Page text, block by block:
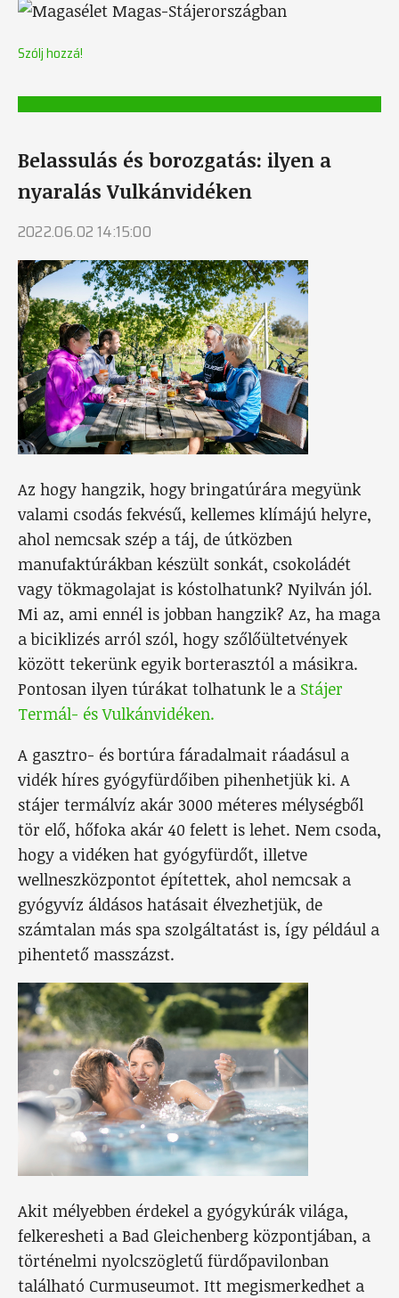
Szólj hozzá!
Belassulás és borozgatás: ilyen a
nyaralás Vulkánvidéken
2022.06.02 14:15:00
Az hogy hangzik, hogy bringatúrára megyünk
valami csodás fekvésű, kellemes klímájú helyre,
ahol nemcsak szép a táj, de útközben
manufaktúrákban készült sonkát, csokoládét
vagy tökmagolajat is kóstolhatunk? Nyilván jól.
Mi az, ami ennél is jobban hangzik? Az, ha maga
a biciklizés arról szól, hogy szőlőültetvények
között tekerünk egyik borterasztól a másikra.
Pontosan ilyen túrákat tolhatunk le a Stájer
Termál- és Vulkánvidéken.
A gasztro- és bortúra fáradalmait ráadásul a
vidék híres gyógyfürdőiben pihenhetjük ki. A
stájer termálvíz akár 3000 méteres mélységből
tör elő, hőfoka akár 40 felett is lehet. Nem csoda,
hogy a vidéken hat gyógyfürdőt, illetve
wellneszközpontot építettek, ahol nemcsak a
gyógyvíz áldásos hatásait élvezhetjük, de
számtalan más spa szolgáltatást is, így például a
pihentető masszázst.
Akit mélyebben érdekel a gyógykúrák világa,
felkeresheti a Bad Gleichenberg központjában, a
történelmi nyolcszögletű fürdőpavilonban
található Curmuseumot. Itt megismerkedhet a